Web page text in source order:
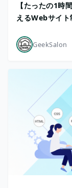
【たったの1時
えるWebサイ
GeekSalon